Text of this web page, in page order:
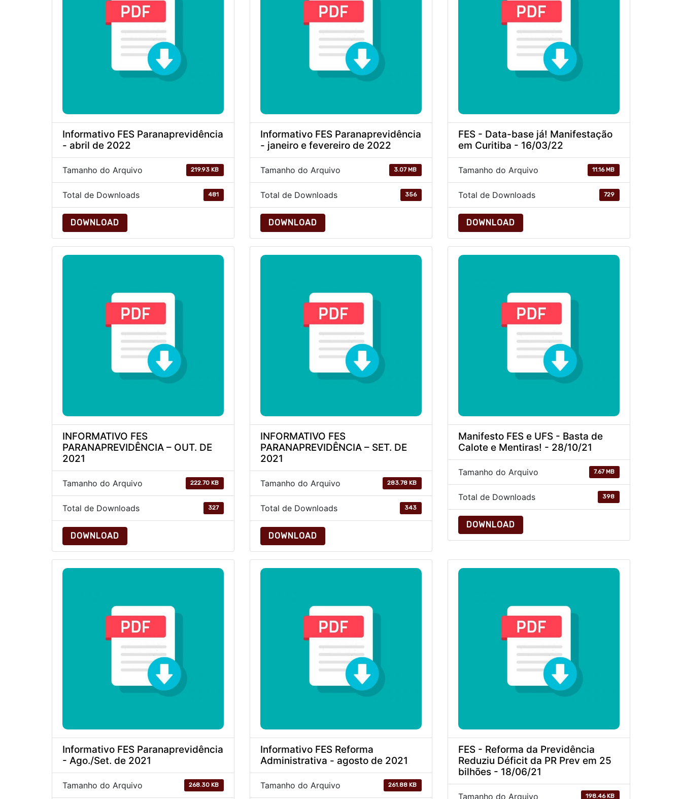
Informativo FES Paranaprevidência
- abril de 2022
Tamanho do Arquivo 219.93 KB
Total de Downloads 481
DOWNLOAD
Informativo FES Paranaprevidência
- janeiro e fevereiro de 2022
Tamanho do Arquivo 3.07 MB
Total de Downloads 356
DOWNLOAD
FES - Data-base já! Manifestação
em Curitiba - 16/03/22
Tamanho do Arquivo 11.16 MB
Total de Downloads 729
DOWNLOAD
INFORMATIVO FES
PARANAPREVIDÊNCIA – OUT. DE
2021
Tamanho do Arquivo 222.70 KB
Total de Downloads 327
DOWNLOAD
INFORMATIVO FES
PARANAPREVIDÊNCIA – SET. DE
2021
Tamanho do Arquivo 283.78 KB
Total de Downloads 343
DOWNLOAD
Manifesto FES e UFS - Basta de
Calote e Mentiras! - 28/10/21
Tamanho do Arquivo 7.67 MB
Total de Downloads 398
DOWNLOAD
Informativo FES Paranaprevidência
- Ago./Set. de 2021
Tamanho do Arquivo 268.30 KB
Informativo FES Reforma
Administrativa - agosto de 2021
Tamanho do Arquivo 261.88 KB
FES - Reforma da Previdência
Reduziu Déficit da PR Prev em 25
bilhões - 18/06/21
Tamanho do Arquivo 198.46 KB